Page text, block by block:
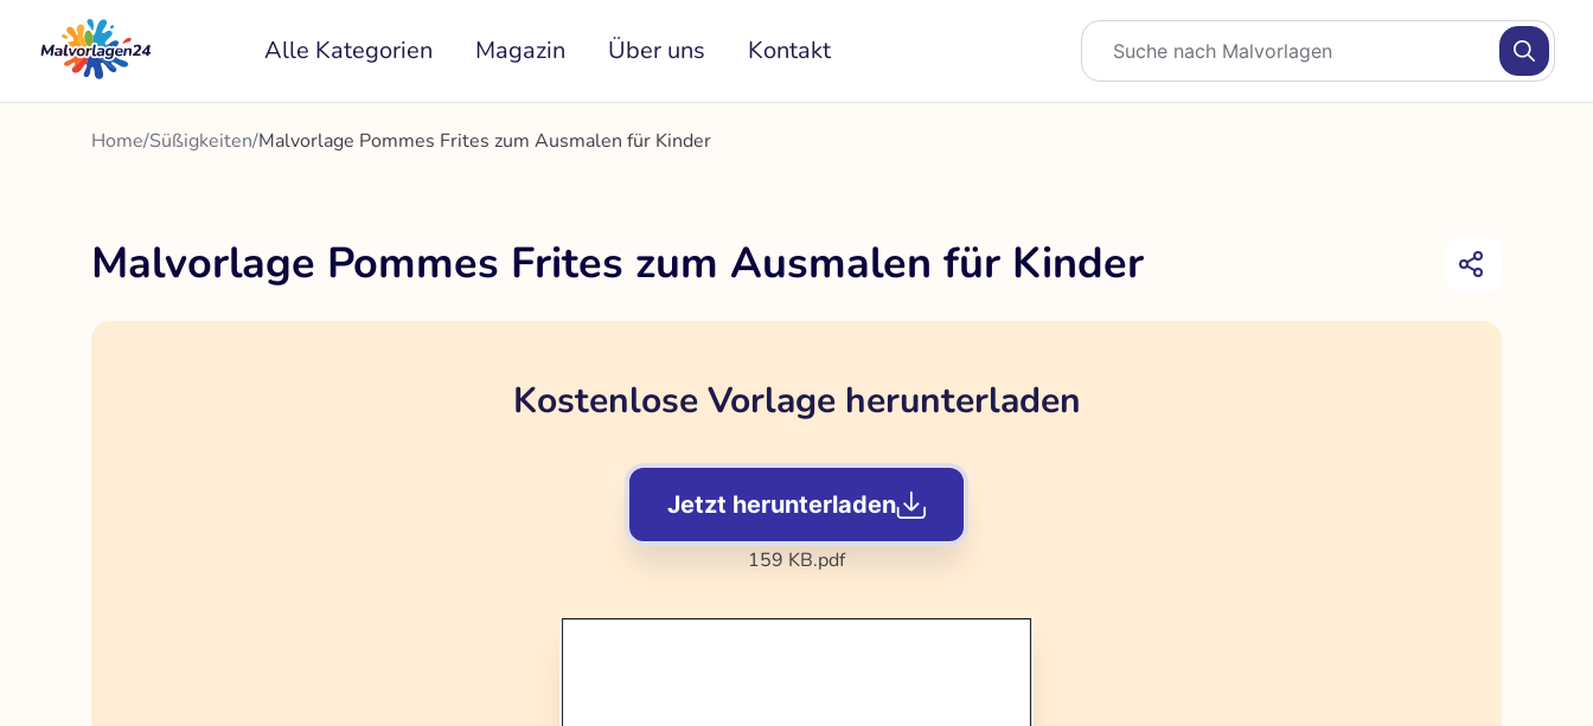
Inhalt
springen
Alle Kategorien Magazin Über uns Kontakt
Home/Süßigkeiten/Malvorlage Pommes Frites zum Ausmalen für Kinder
Malvorlage Pommes Frites zum Ausmalen für Kinder
Kostenlose Vorlage herunterladen
Jetzt herunterladen
159 KB.pdf